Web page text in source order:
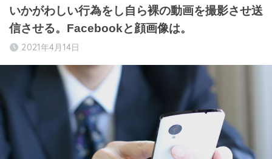
いかがわしい行為をし自ら裸の動画を撮影させ送
信させる。Facebookと顔画像は。
2021年4月14日